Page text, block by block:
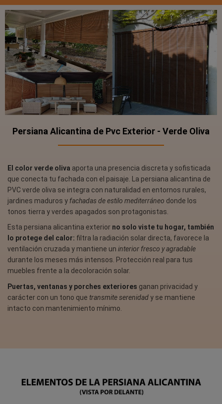
Persiana Alicantina de Pvc Exterior - Verde Oliva
El color verde oliva aporta una presencia discreta y sofisticada
que conecta tu fachada con el paisaje. La persiana alicantina de
PVC verde oliva se integra con naturalidad en entornos rurales,
jardines maduros y fachadas de estilo mediterráneo donde los
tonos tierra y verdes apagados son protagonistas.
Esta persiana alicantina exterior no solo viste tu hogar, también
lo protege del calor: filtra la radiación solar directa, favorece la
ventilación cruzada y mantiene un interior fresco y agradable
durante los meses más intensos. Protección real para tus
muebles frente a la decoloración solar.
Puertas, ventanas y porches exteriores ganan privacidad y
carácter con un tono que transmite serenidady se mantiene
intacto con mantenimiento mínimo.